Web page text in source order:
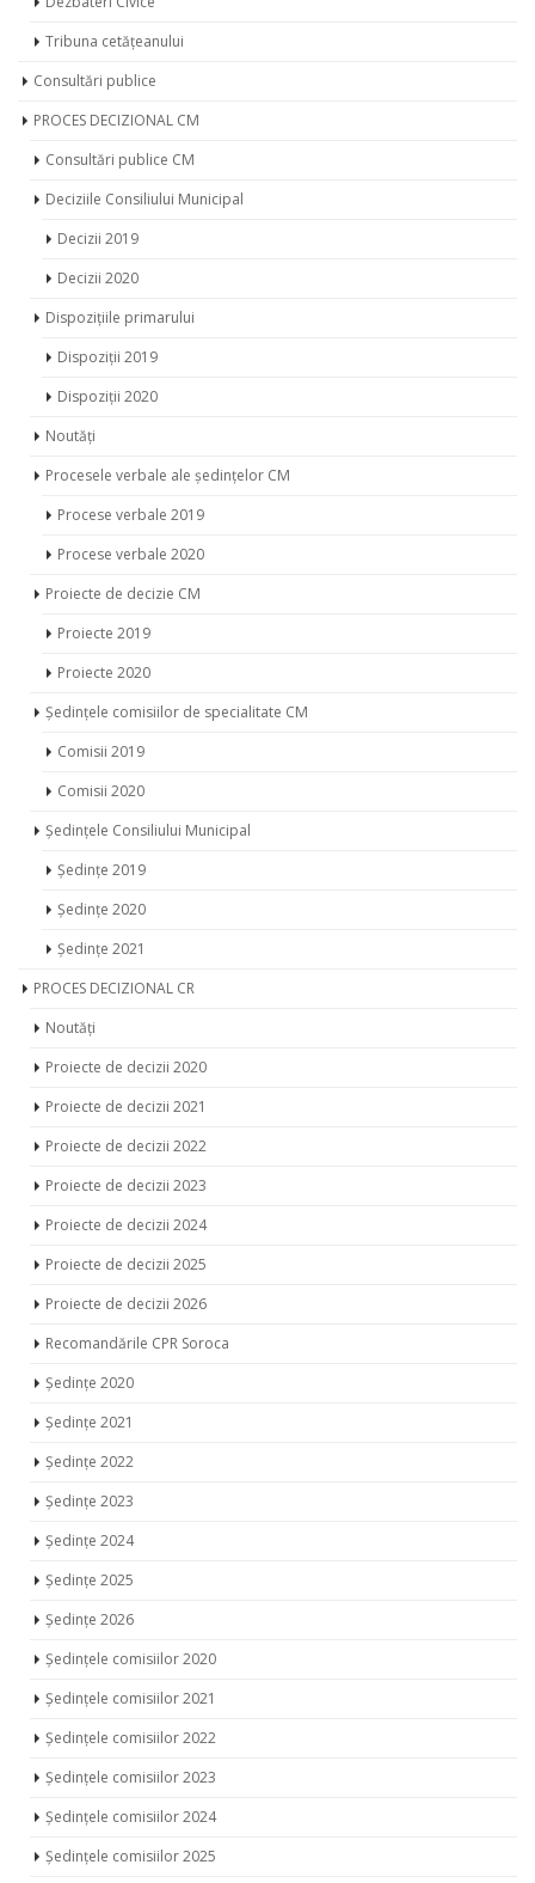
Tribuna cetățeanului
Consultări publice
PROCES DECIZIONAL CM
Consultări publice CM
Deciziile Consiliului Municipal
Decizii 2019
Decizii 2020
Dispozițiile primarului
Dispoziții 2019
Dispoziții 2020
Noutăți
Procesele verbale ale ședințelor CM
Procese verbale 2019
Procese verbale 2020
Proiecte de decizie CM
Proiecte 2019
Proiecte 2020
Ședințele comisiilor de specialitate CM
Comisii 2019
Comisii 2020
Ședințele Consiliului Municipal
Ședințe 2019
Ședințe 2020
Ședințe 2021
PROCES DECIZIONAL CR
Noutăți
Proiecte de decizii 2020
Proiecte de decizii 2021
Proiecte de decizii 2022
Proiecte de decizii 2023
Proiecte de decizii 2024
Proiecte de decizii 2025
Proiecte de decizii 2026
Recomandările CPR Soroca
Ședințe 2020
Ședințe 2021
Ședințe 2022
Ședințe 2023
Ședințe 2024
Ședințe 2025
Ședințe 2026
Ședințele comisiilor 2020
Ședințele comisiilor 2021
Ședințele comisiilor 2022
Ședințele comisiilor 2023
Ședințele comisiilor 2024
Ședințele comisiilor 2025